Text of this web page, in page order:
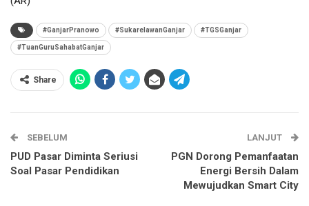
#GanjarPranowo #SukarelawanGanjar #TGSGanjar
#TuanGuruSahabatGanjar
Share
SEBELUM
PUD Pasar Diminta Seriusi
Soal Pasar Pendidikan
LANJUT
PGN Dorong Pemanfaatan
Energi Bersih Dalam
Mewujudkan Smart City